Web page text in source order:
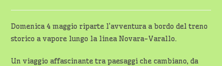
dell'articolo:
lettura:
Domenica 4 maggio riparte l’avventura a bordo del treno
storico a vapore lungo la linea Novara-Varallo.
Un viaggio affascinante tra paesaggi che cambiano, da